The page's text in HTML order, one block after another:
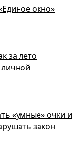
окно»
за лето
личной
«умные» очки и
закон